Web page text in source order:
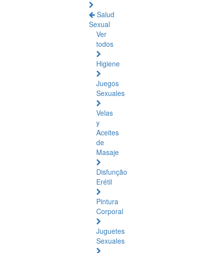
Salud
Sexual
Ver
todos
Higiene
Juegos
Sexuales
Velas
y
Aceites
de
Masaje
Disfunção
Erétil
Pintura
Corporal
Juguetes
Sexuales